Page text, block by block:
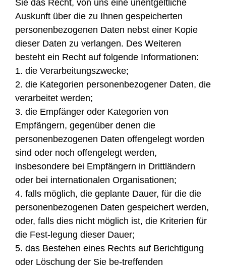
Sie das Recht, von uns eine unentgeltliche
Auskunft über die zu Ihnen gespeicherten
personenbezogenen Daten nebst einer Kopie
dieser Daten zu verlangen. Des Weiteren
besteht ein Recht auf folgende Informationen:
1. die Verarbeitungszwecke;
2. die Kategorien personenbezogener Daten, die
verarbeitet werden;
3. die Empfänger oder Kategorien von
Empfängern, gegenüber denen die
personenbezogenen Daten offengelegt worden
sind oder noch offengelegt werden,
insbesondere bei Empfängern in Drittländern
oder bei internationalen Organisationen;
4. falls möglich, die geplante Dauer, für die die
personenbezogenen Daten gespeichert werden,
oder, falls dies nicht möglich ist, die Kriterien für
die Fest-legung dieser Dauer;
5. das Bestehen eines Rechts auf Berichtigung
oder Löschung der Sie be-treffenden